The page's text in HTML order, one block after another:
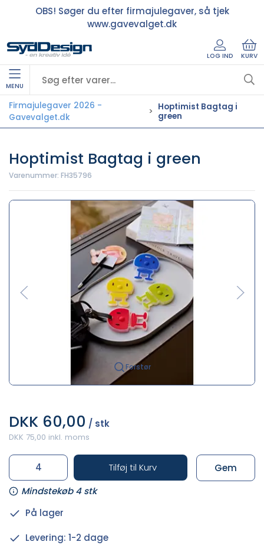
OBS! Søger du efter firmajulegaver, så tjek
www.gavevalget.dk
LOG IND KURV
MENU
Firmajulegaver 2026 -
Gavevalget.dk
Hoptimist Bagtag i
green
Hoptimist Bagtag i green
Varenummer: FH35796
Forstør
DKK 60,00 / stk
DKK 75,00 inkl. moms
Tilføj til Kurv
Mindstekøb 4 stk
Gem
På lager
Levering: 1-2 dage